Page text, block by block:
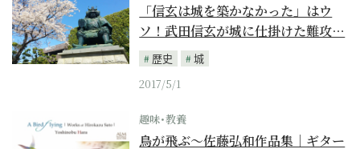
「信玄は城を築かなかった」はウ
ソ！武田信玄が城に仕掛けた難攻…
歴史
城
2017/5/1
趣味･教養
鳥が飛ぶ～佐藤弘和作品集｜ギター